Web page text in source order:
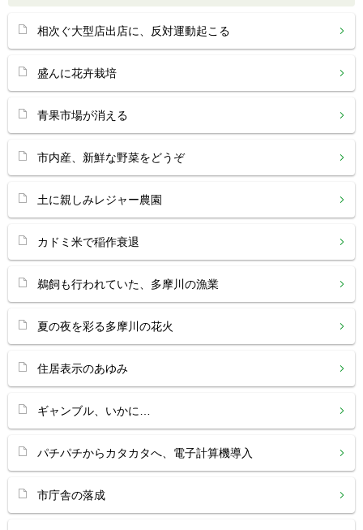
相次ぐ大型店出店に、反対運動起こる
盛んに花卉栽培
青果市場が消える
市内産、新鮮な野菜をどうぞ
土に親しみレジャー農園
カドミ米で稲作衰退
鵜飼も行われていた、多摩川の漁業
夏の夜を彩る多摩川の花火
住居表示のあゆみ
ギャンブル、いかに…
パチパチからカタカタへ、電子計算機導入
市庁舎の落成